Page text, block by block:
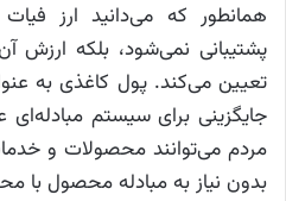
همانطور که می‌دانید ارز
پشتیبانی نمی‌شود، بلکه ارزش
تعیین می‌کند. پول کاغذی به
جایگزینی برای سیستم
مردم می‌توانند محصولات و
بدون نیاز به مبادله محصول با